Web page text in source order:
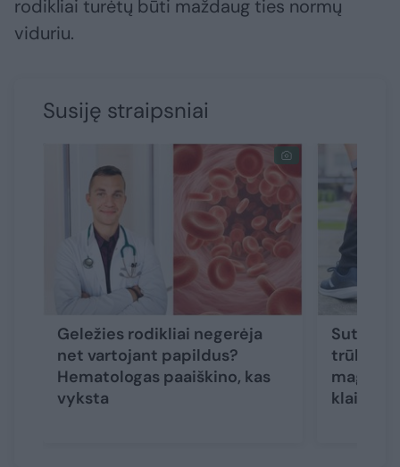
rodikliai turėtų būti maždaug ties normų
viduriu.
Susiję straipsniai
Geležies rodikliai negerėja
net vartojant papildus?
Hematologas paaiškino, kas
vyksta
magnio
klaida